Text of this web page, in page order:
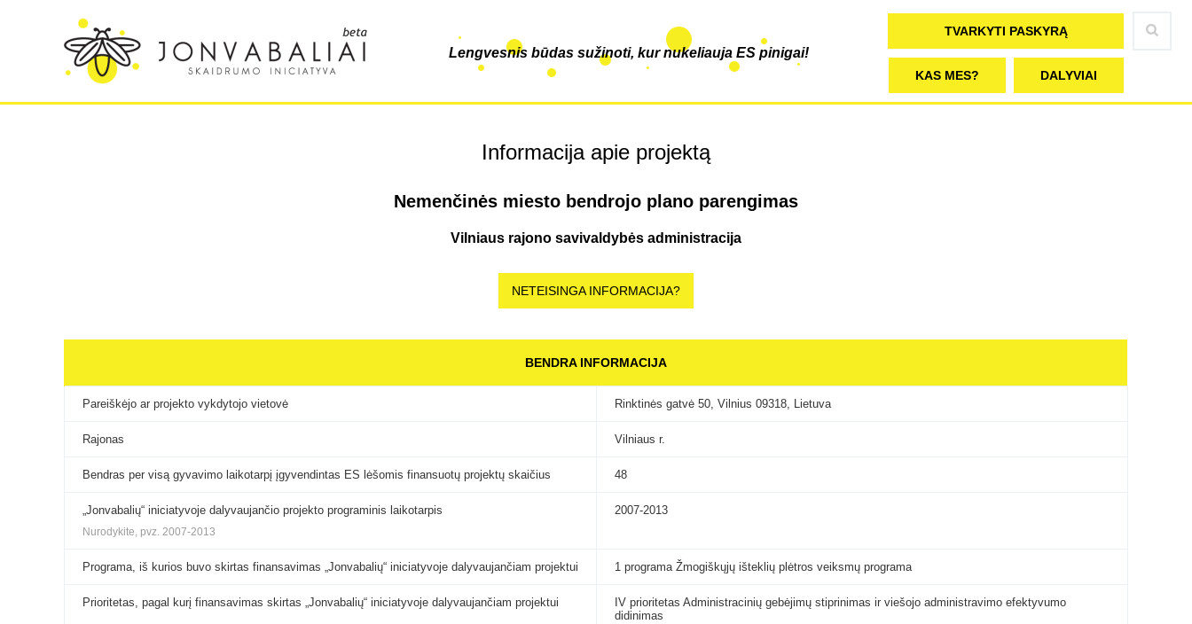
Lengvesnis būdas sužinoti, kur nukeliauja ES pinigai!
TVARKYTI PASKYRĄ
KAS MES? DALYVIAI
Informacija apie projektą
Nemenčinės miesto bendrojo plano parengimas
Vilniaus rajono savivaldybės administracija
NETEISINGA INFORMACIJA?
BENDRA INFORMACIJA
Pareiškėjo ar projekto vykdytojo vietovė Rinktinės gatvė 50, Vilnius 09318, Lietuva
Rajonas Vilniaus r.
Bendras per visą gyvavimo laikotarpį įgyvendintas ES lėšomis finansuotų projektų skaičius 48
„Jonvabalių“ iniciatyvoje dalyvaujančio projekto programinis laikotarpis
Nurodykite, pvz. 2007-2013
2007-2013
Programa, iš kurios buvo skirtas finansavimas „Jonvabalių“ iniciatyvoje dalyvaujančiam projektui 1 programa Žmogiškųjų išteklių plėtros veiksmų programa
Prioritetas, pagal kurį finansavimas skirtas „Jonvabalių“ iniciatyvoje dalyvaujančiam projektui
IV prioritetas Administracinių gebėjimų stiprinimas ir viešojo administravimo efektyvumo
didinimas